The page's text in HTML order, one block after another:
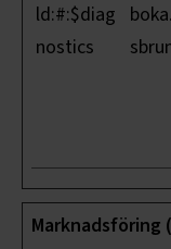
ld:#:$diag
nostics
Marknadsföring